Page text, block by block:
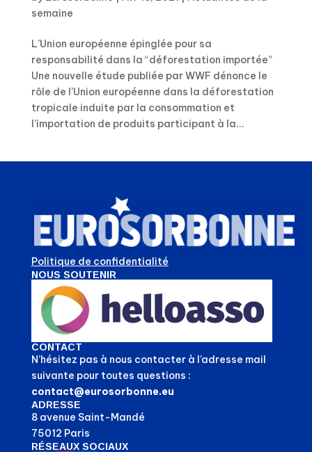
semaine
L’Union européenne épinglée pour sa
responsabilité dans la “déforestation importée”
Une nouvelle étude publiée par WWF dénonce le
rôle de l’Union européenne dans la déforestation
tropicale induite par la consommation et
l’importation de produits participant à la...
Politique de confidentialité
NOUS SOUTENIR
CONTACT
N’hésitez pas à nous contacter à l’adresse mail
suivante pour toutes questions :
contact@eurosorbonne.eu
ADRESSE
8 avenue Saint-Mandé
75012 Paris
RÉSEAUX SOCIAUX